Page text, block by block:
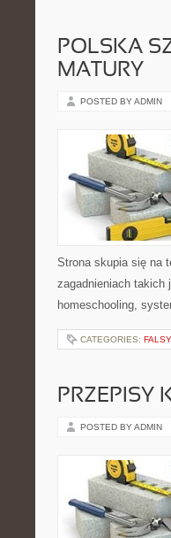
POLSKA
MATURY
POSTED BY ADMIN
Strona skupia się na
zagadnieniach takich
homeschooling,
CATEGORIES:
PRZEPISY
POSTED BY ADMIN